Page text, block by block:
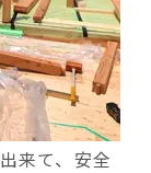
来て、安全